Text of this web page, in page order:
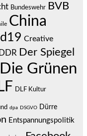
Bundeswehr BVB
China
Creative
DDR Der Spiegel
Die Grünen
DLF Kultur
dpa DSGVO Dürre
Entspannungspolitik